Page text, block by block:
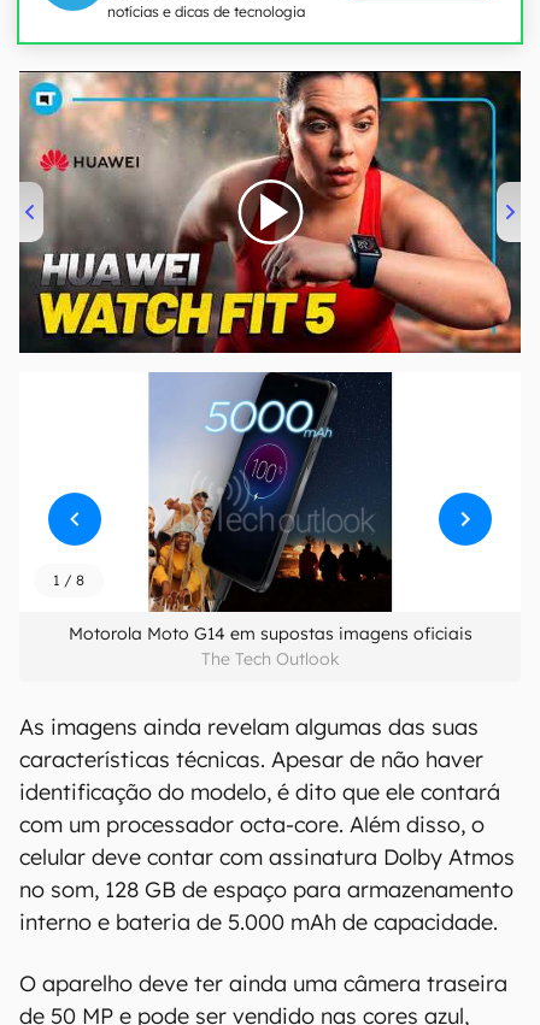
notícias e dicas de tecnologia
00:00/04:51
1 / 8
Motorola Moto G14 em supostas imagens oficiais
The Tech Outlook
As imagens ainda revelam algumas das suas
características técnicas. Apesar de não haver
identificação do modelo, é dito que ele contará
com um processador octa-core. Além disso, o
celular deve contar com assinatura Dolby Atmos
no som, 128 GB de espaço para armazenamento
interno e bateria de 5.000 mAh de capacidade.
O aparelho deve ter ainda uma câmera traseira
de 50 MP e pode ser vendido nas cores azul,